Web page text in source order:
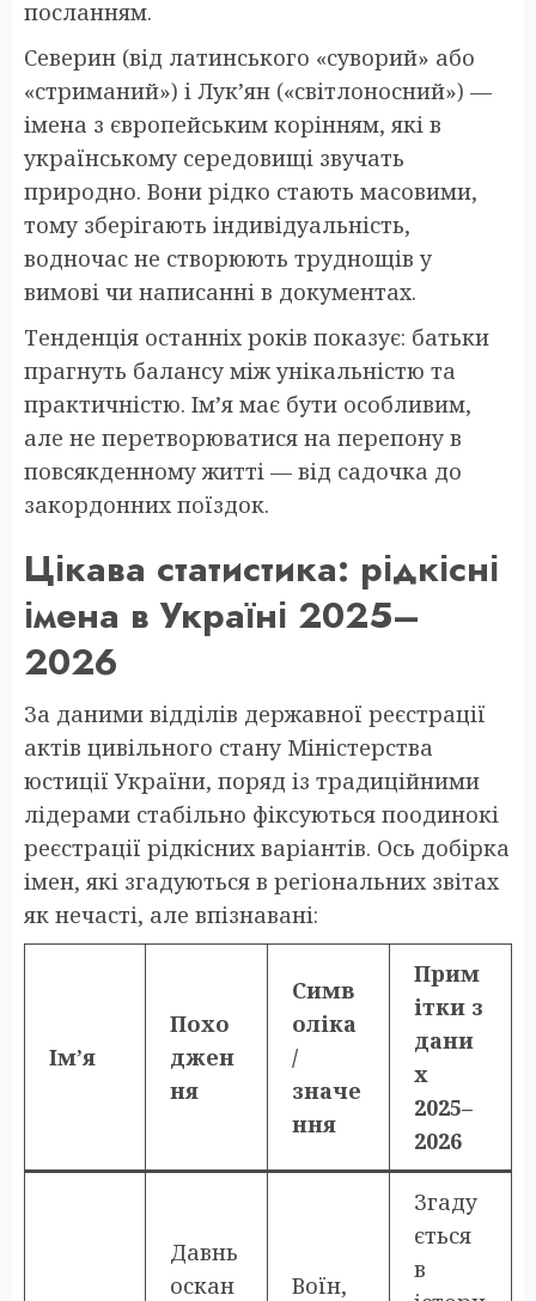
посланням.
Северин (від латинського «суворий» або
«стриманий») і Лук’ян («світлоносний») —
імена з європейським корінням, які в
українському середовищі звучать
природно. Вони рідко стають масовими,
тому зберігають індивідуальність,
водночас не створюють труднощів у
вимові чи написанні в документах.
Тенденція останніх років показує: батьки
прагнуть балансу між унікальністю та
практичністю. Ім’я має бути особливим,
але не перетворюватися на перепону в
повсякденному житті — від садочка до
закордонних поїздок.
Цікава статистика: рідкісні
імена в Україні 2025–
2026
За даними відділів державної реєстрації
актів цивільного стану Міністерства
юстиції України, поряд із традиційними
лідерами стабільно фіксуються поодинокі
реєстрації рідкісних варіантів. Ось добірка
імен, які згадуються в регіональних звітах
як нечасті, але впізнавані:
Ім’я
Похо
джен
ня
Симв
оліка
/
значе
ння
Прим
ітки з
дани
х
2025–
2026
Давнь
оскан
Воїн,
Згаду
ється
в